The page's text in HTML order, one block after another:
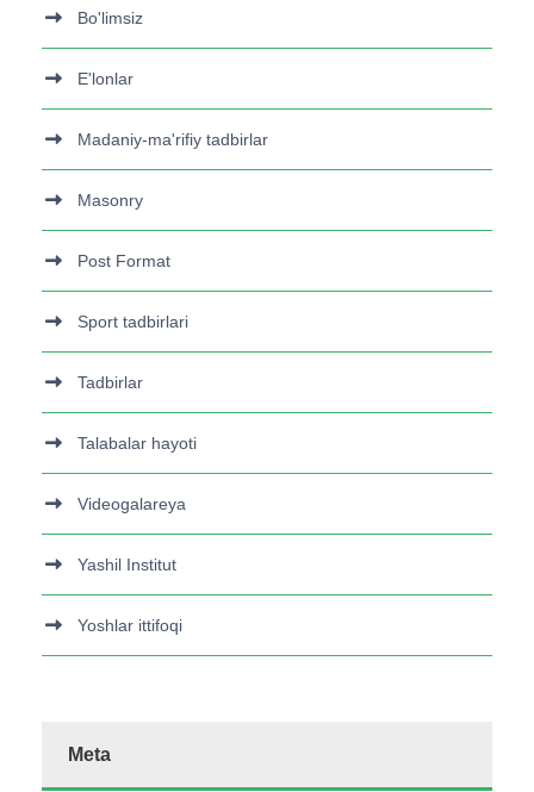
Bo'limsiz
E'lonlar
Madaniy-ma'rifiy tadbirlar
Masonry
Post Format
Sport tadbirlari
Tadbirlar
Talabalar hayoti
Videogalareya
Yashil Institut
Yoshlar ittifoqi
Meta